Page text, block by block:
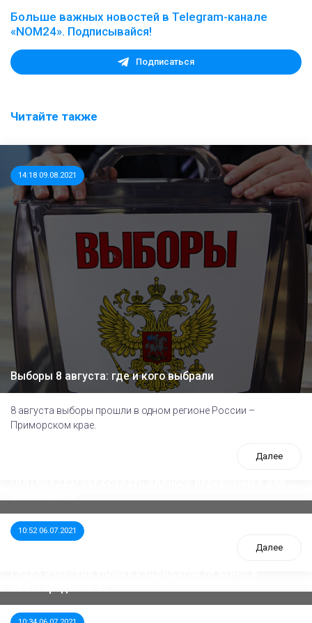
Больше важных новостей в Telegram-канале
«NOM24». Подписывайся!
Подписаться
Читайте также
14:18 09.08.2021
Выборы 8 августа: где и кого выбрали
8 августа выборы прошли в одном регионе России –
Приморском крае.
Далее
10:52 06.07.2021
Далее